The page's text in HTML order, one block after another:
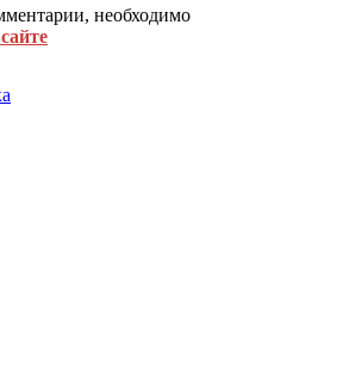
необходимо